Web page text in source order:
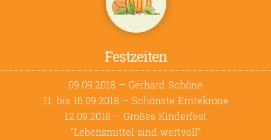
Festzeiten
09.09.2018 – Gerhard Schöne
11. bis 16.09.2018 – Schönste Erntekrone
12.09.2018 – Großes Kinderfest
“Lebensmittel sind wertvoll”